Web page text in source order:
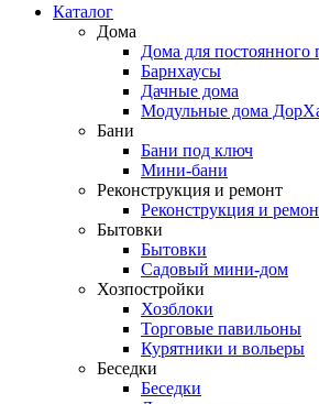
Каталог
Дома
Дома для постоянного
Барнхаусы
Дачные дома
Модульные дома
Бани
Бани под ключ
Мини-бани
Реконструкция и ремонт
Реконструкция и
Бытовки
Бытовки
Садовый мини-дом
Хозпостройки
Хозблоки
Торговые павильоны
Курятники и вольеры
Беседки
Беседки